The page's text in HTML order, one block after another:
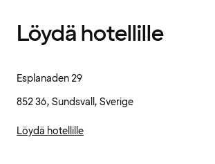
Löydä hotellille
Esplanaden 29
852 36, Sundsvall, Sverige
Löydä hotellille